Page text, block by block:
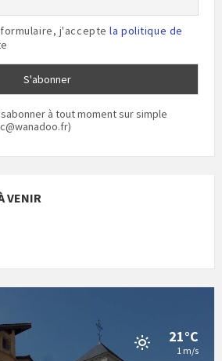
j'acceptela politique de
à tout moment sur simple
VENIR
21°C
1 m/s